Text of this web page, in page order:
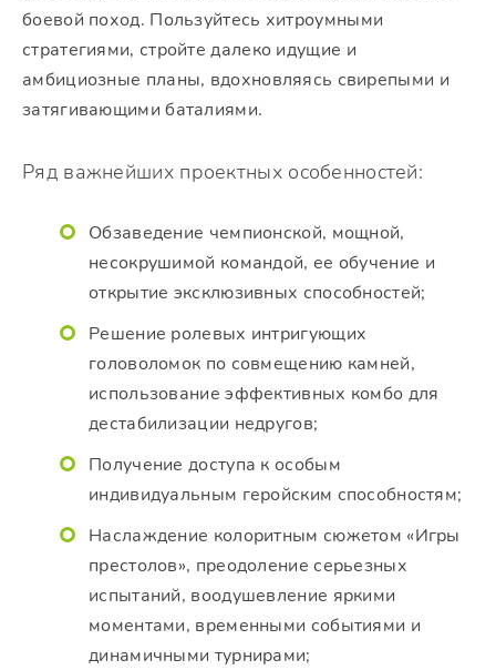
боевой поход. Пользуйтесь хитроумными
стратегиями, стройте далеко идущие и
амбициозные планы, вдохновляясь свирепыми и
затягивающими баталиями.
Ряд важнейших проектных особенностей:
Обзаведение чемпионской, мощной,
несокрушимой командой, ее обучение и
открытие эксклюзивных способностей;
Решение ролевых интригующих
головоломок по совмещению камней,
использование эффективных комбо для
дестабилизации недругов;
Получение доступа к особым
индивидуальным геройским способностям;
Наслаждение колоритным сюжетом «Игры
престолов», преодоление серьезных
испытаний, воодушевление яркими
моментами, временными событиями и
динамичными турнирами;